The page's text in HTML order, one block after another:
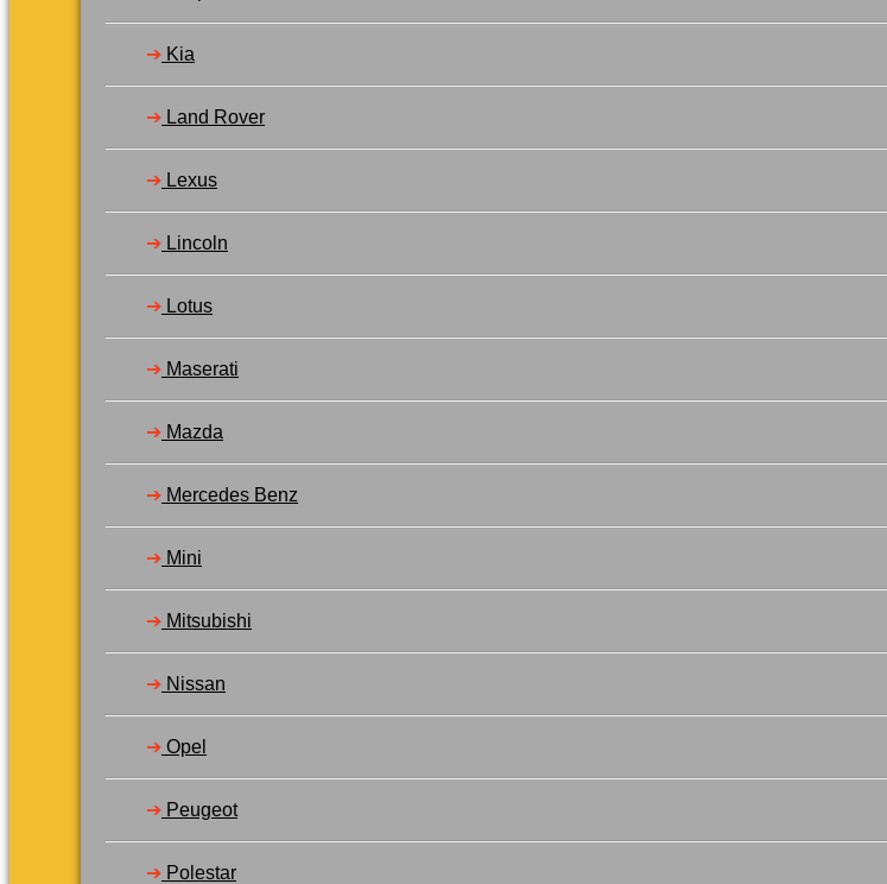
➔ Kia
➔ Land Rover
➔ Lexus
➔ Lincoln
➔ Lotus
➔ Maserati
➔ Mazda
➔ Mercedes Benz
➔ Mini
➔ Mitsubishi
➔ Nissan
➔ Opel
➔ Peugeot
➔ Polestar